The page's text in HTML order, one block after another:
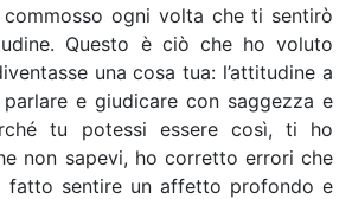
commosso ogni volta che ti sentirò
Questo è ciò che ho voluto
una cosa tua: l’attitudine a
e giudicare con saggezza e
tu potessi essere così, ti ho
non sapevi, ho corretto errori che
fatto sentire un affetto profondo e